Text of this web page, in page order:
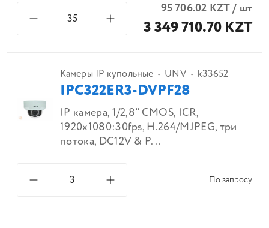
95 706.02 KZT/ шт
3 349 710.70 KZT
Камеры IP купольные UNV k33652
IPC322ER3-DVPF28
IP камера, 1/2,8" CMOS, ICR,
1920x1080:30fps, H.264/MJPEG, три
потока, DC12V & P...
По запросу